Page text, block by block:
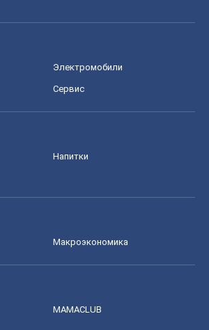
Электромобили
Сервис
Напитки
Mакроэкономика
MAMACLUB